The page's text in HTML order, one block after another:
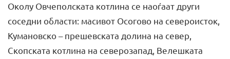
Околу Овчеполската котлина се наоѓаат други
соседни области: масивот Осогово на североисток,
Кумановско – прешевската долина на север,
Скопската котлина на северозапад, Велешката